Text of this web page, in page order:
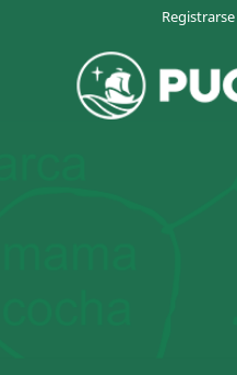
Registrarse